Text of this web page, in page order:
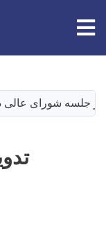
جلسه شورای عالی